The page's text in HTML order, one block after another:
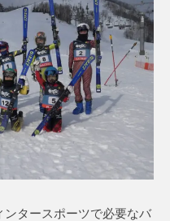
タースポーツで必要なバ